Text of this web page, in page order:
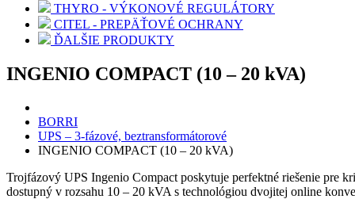
THYRO - VÝKONOVÉ REGULÁTORY
CITEL - PREPÄŤOVÉ OCHRANY
ĎALŠIE PRODUKTY
INGENIO COMPACT (10 – 20 kVA)
BORRI
UPS – 3-fázové, beztransformátorové
INGENIO COMPACT (10 – 20 kVA)
Trojfázový UPS Ingenio Compact poskytuje perfektné riešenie pre
dostupný v rozsahu 10 – 20 kVA s technológiou dvojitej online